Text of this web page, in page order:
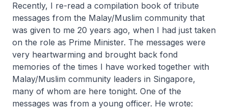
Recently, I re-read a compilation book of tribute
messages from the Malay/Muslim community that
was given to me 20 years ago, when I had just taken
on the role as Prime Minister. The messages were
very heartwarming and brought back fond
memories of the times I have worked together with
Malay/Muslim community leaders in Singapore,
many of whom are here tonight. One of the
messages was from a young officer. He wrote: